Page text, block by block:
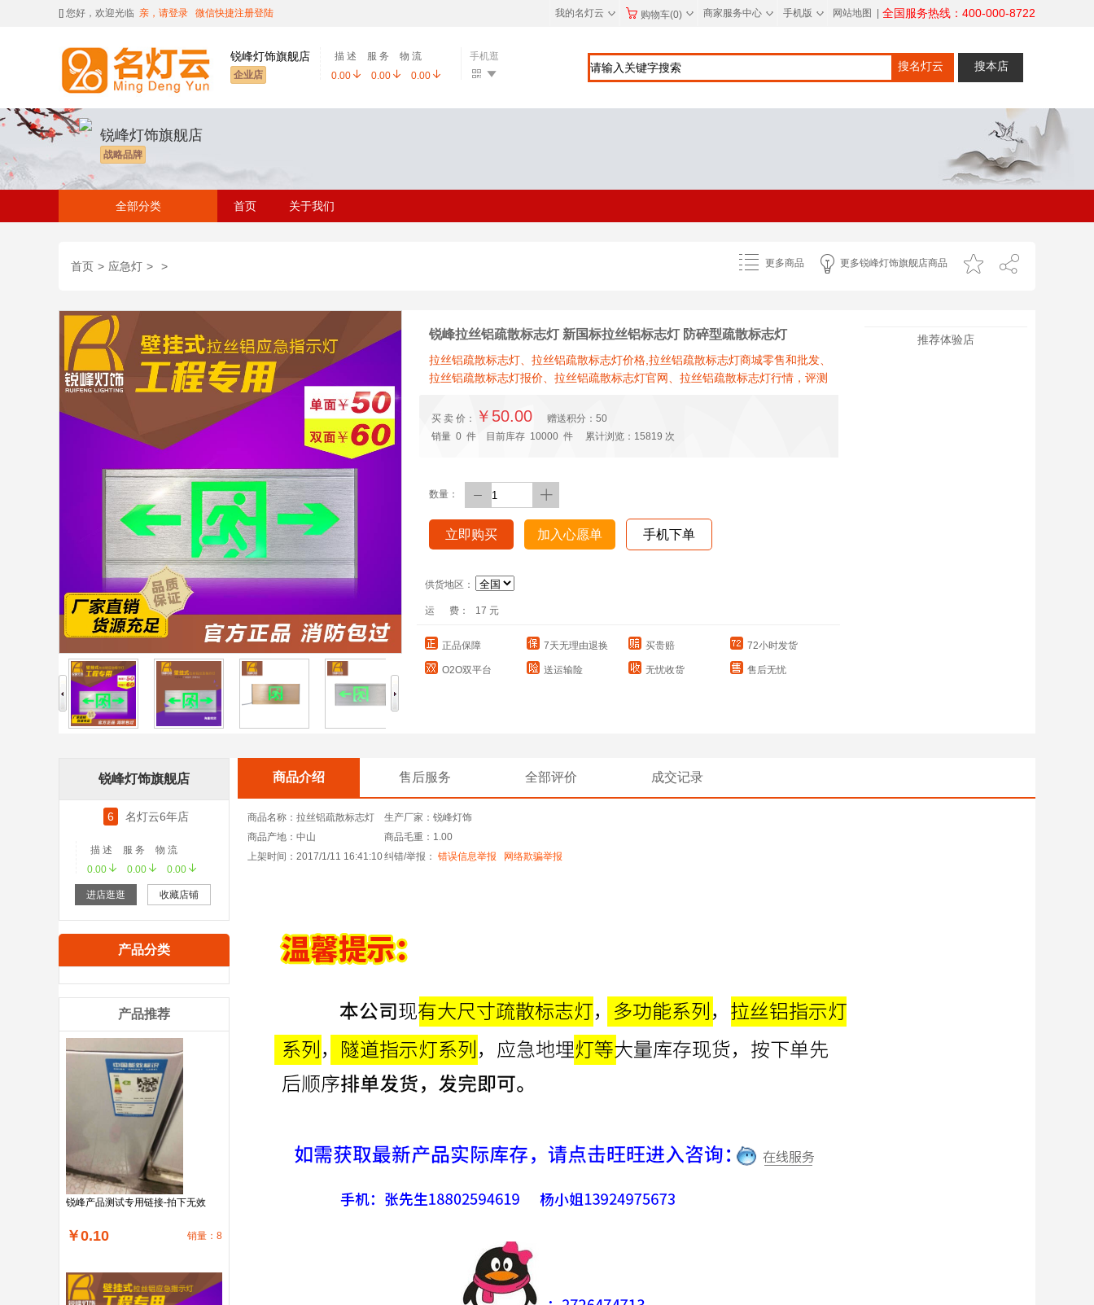
[] 您好，欢迎光临 亲，请登录 微信快捷注册登陆 ◇
我的名灯云 ◇
购物车(0) ◇
商家服务中心 ◇
手机版 网站地图 全国服务热线：400-000-8722
锐峰灯饰旗舰店
企业店
描 述 服 务
物 流
0.00
0.00 0.00
手机逛
搜名灯云 搜本店
锐峰灯饰旗舰店
战略品牌
全部分类 首页 关于我们
首页 > 应急灯 > > 更多商品 更多锐峰灯饰旗舰店商品
锐峰拉丝铝疏散标志灯 新国标拉丝铝标志灯 防碎型疏散标志灯
拉丝铝疏散标志灯、拉丝铝疏散标志灯价格,拉丝铝疏散标志灯商城零售和批发、
拉丝铝疏散标志灯报价、拉丝铝疏散标志灯官网、拉丝铝疏散标志灯行情，评测
买 卖 价： ￥50.00赠送积分： 50
销量 0件 目前库存 10000件 累计浏览： 15819 次
数量：
立即购买 加入心愿单 手机下单
供货地区：
运 费： 17 元
正品保障 7天无理由退换 买贵赔 72小时发货
O2O双平台 送运输险 无忧收货 售后无忧
推荐体验店
锐峰灯饰旗舰店
6 名灯云6年店
描 述 服 务
物 流
0.00
0.00 0.00
进店逛逛 收藏店铺
产品分类
产品推荐
锐峰产品测试专用链接-拍下无效
￥0.10 销量：8
商品介绍 售后服务 全部评价 成交记录
商品名称：拉丝铝疏散标志灯
生产厂家：锐峰灯饰
商品产地：中山
商品毛重：1.00
上架时间：2017/1/11 16:41:10纠错/举报： 错误信息举报 网络欺骗举报